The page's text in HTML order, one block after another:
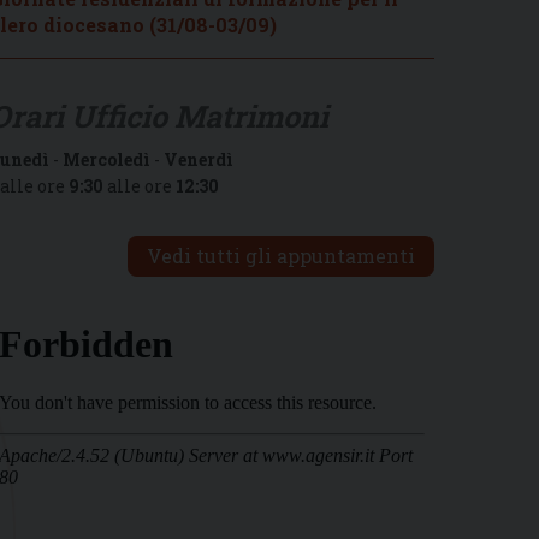
diocesano (31/08-03/09)
- Mercoledì - Venerdì
ore 9:30 alle ore 12:30
Vedi tutti gli appuntamenti